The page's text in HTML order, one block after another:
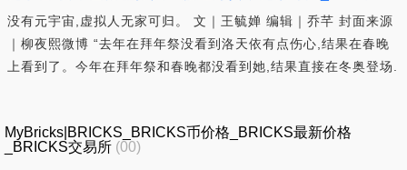
没有元宇宙,虚拟人无家可归。 文｜王毓婵 编辑｜乔芊 封面来源
｜柳夜熙微博 “去年在拜年祭没看到洛天依有点伤心,结果在春晚
上看到了。今年在拜年祭和春晚都没看到她,结果直接在冬奥登场.
MyBricks|BRICKS_BRICKS币价格_BRICKS最新价格
_BRICKS交易所 (00)